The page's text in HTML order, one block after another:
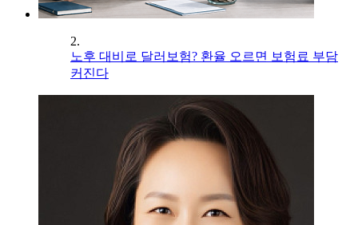
2.
노후 대비로 달러보험? 환율 오르면 보험료 부담
커진다